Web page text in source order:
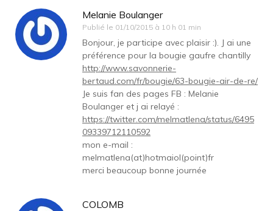
Melanie Boulanger
Publié le 01/10/2015 à 10 h 01 min
Bonjour, je participe avec plaisir :). J ai une
préférence pour la bougie gaufre chantilly
http://www.savonnerie-
bertaud.com/fr/bougie/63-bougie-air-de-re/
Je suis fan des pages FB : Melanie
Boulanger et j ai relayé :
https://twitter.com/melmatlena/status/6495
09339712110592
mon e-mail :
melmatlena(at)hotmaiol(point)fr
merci beaucoup bonne journée
COLOMB